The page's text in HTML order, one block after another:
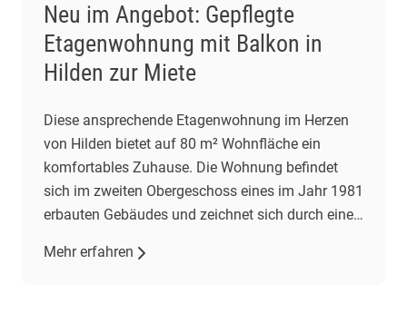
Neu im Angebot: Gepflegte
Etagenwohnung mit Balkon in
Hilden zur Miete
Diese ansprechende Etagenwohnung im Herzen
von Hilden bietet auf 80 m² Wohnfläche ein
komfortables Zuhause. Die Wohnung befindet
sich im zweiten Obergeschoss eines im Jahr 1981
erbauten Gebäudes und zeichnet sich durch einen
darunter zwei Schlafzimmer und ein
Mehr erfahren